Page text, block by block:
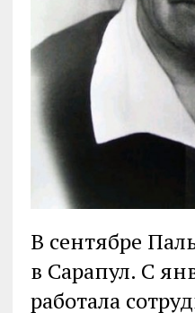
В сентябре
в Сарапул. С
работала